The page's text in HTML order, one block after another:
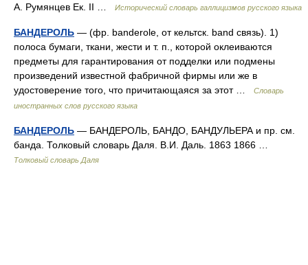
А. Румянцев Ек. II …
Исторический словарь галлицизмов русского языка
БАНДЕРОЛЬ — (фр. banderole, от кельтск. band связь). 1)
полоса бумаги, ткани, жести и т. п., которой оклеиваются
предметы для гарантирования от подделки или подмены
произведений известной фабричной фирмы или же в
удостоверение того, что причитающаяся за этот …
Словарь
иностранных слов русского языка
БАНДЕРОЛЬ — БАНДЕРОЛЬ, БАНДО, БАНДУЛЬЕРА и пр. см.
банда. Толковый словарь Даля. В.И. Даль. 1863 1866 …
Толковый словарь Даля